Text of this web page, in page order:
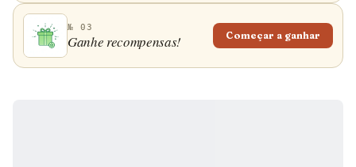
№ 03
Ganhe recompensas! Começar a ganhar